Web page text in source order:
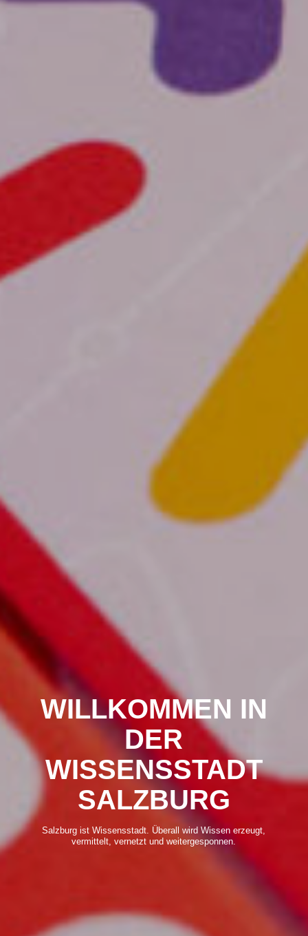
WILLKOMMEN IN
DER
WISSENSSTADT
SALZBURG
Salzburg ist Wissensstadt. Überall wird Wissen erzeugt,
vermittelt, vernetzt und weitergesponnen.